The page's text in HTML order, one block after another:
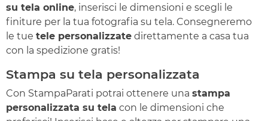
su tela online, inserisci le dimensioni e scegli le
finiture per la tua fotografia su tela. Consegneremo
le tue tele personalizzate direttamente a casa tua
con la spedizione gratis!
Stampa su tela personalizzata
Con StampaParati potrai ottenere una stampa
personalizzata su tela con le dimensioni che